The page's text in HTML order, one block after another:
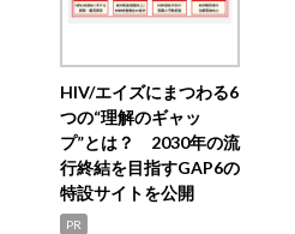
HIV/エイズにまつわる6
つの“理解のギャッ
プ”とは？ 2030年の流
行終結を目指すGAP6の
特設サイトを公開
PR